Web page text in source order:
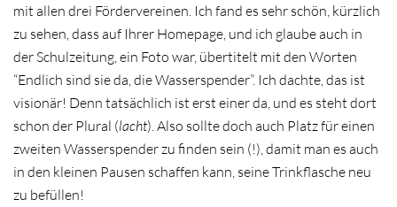
mit allen drei Fördervereinen. Ich fand es sehr schön, kürzlich
zu sehen, dass auf Ihrer Homepage, und ich glaube auch in
der Schulzeitung, ein Foto war, übertitelt mit den Worten
“Endlich sind sie da, die Wasserspender”. Ich dachte, das ist
visionär! Denn tatsächlich ist erst einer da, und es steht dort
schon der Plural (lacht). Also sollte doch auch Platz für einen
zweiten Wasserspender zu finden sein (!), damit man es auch
in den kleinen Pausen schaffen kann, seine Trinkflasche neu
zu befüllen!